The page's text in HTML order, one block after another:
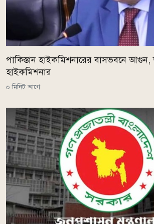
পাকিস্তান হাইকমিশনারের বাসভবনে
হাইকমিশনার
০ মিনিট আগে